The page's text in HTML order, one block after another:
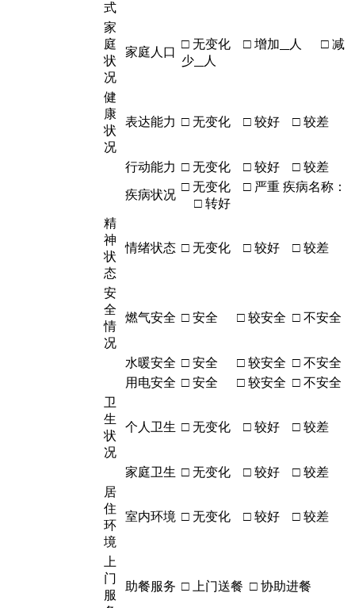
式
家
庭
状
况
家庭人口
□ 无变化 □ 增加
人 □ 减
少
人
健
康
状
况
表达能力 □ 无变化 □ 较好 □ 较差
行动能力 □ 无变化 □ 较好 □ 较差
疾病状况
□ 无变化 □ 严重 疾病名称：
□ 转好
精
神
状
态
情绪状态 □ 无变化 □ 较好 □ 较差
安
全
情
况
燃气安全 □ 安全 □ 较安全 □ 不安全
水暖安全 □ 安全 □ 较安全 □ 不安全
用电安全 □ 安全 □ 较安全 □ 不安全
卫
生
状
况
个人卫生 □ 无变化 □ 较好 □ 较差
家庭卫生 □ 无变化 □ 较好 □ 较差
居
住
环
境
室内环境 □ 无变化 □ 较好 □ 较差
上
门
服
助餐服务 □ 上门送餐 □ 协助进餐